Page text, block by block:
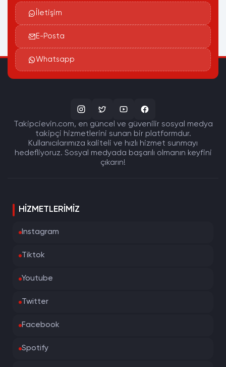
İletişim
E-Posta
Whatsapp
Takipcievin.com, en güncel ve güvenilir sosyal medya
takipçi hizmetlerini sunan bir platformdur.
Kullanıcılarımıza kaliteli ve hızlı hizmet sunmayı
hedefliyoruz. Sosyal medyada başarılı olmanın keyfini
çıkarın!
HIZMETLERIMIZ
Instagram
Tiktok
Youtube
Twitter
Facebook
Spotify